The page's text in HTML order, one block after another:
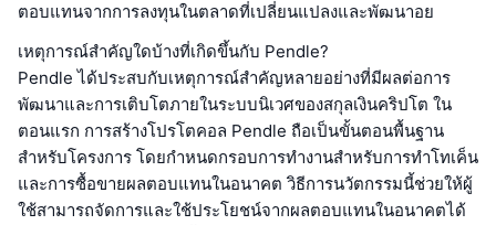
ตอบแทนจากการลงทุนในตลาดที่เปลี่ยนแปลงและพัฒนาอย
เหตุการณ์สำคัญใดบ้างที่เกิดขึ้นกับ Pendle?
Pendle ได้ประสบกับเหตุการณ์สำคัญหลายอย่างที่มีผลต่อการ
พัฒนาและการเติบโตภายในระบบนิเวศของสกุลเงินคริปโต ใน
ตอนแรก การสร้างโปรโตคอล Pendle ถือเป็นขั้นตอนพื้นฐาน
สำหรับโครงการ โดยกำหนดกรอบการทำงานสำหรับการทำโทเค็น
และการซื้อขายผลตอบแทนในอนาคต วิธีการนวัตกรรมนี้ช่วยให้ผู้
ใช้สามารถจัดการและใช้ประโยชน์จากผลตอบแทนในอนาคตได้